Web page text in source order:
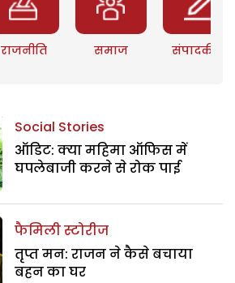
राजनीति समाज संपादकीय
Social Stories
ऑडिट: क्या महिमा ऑफिस में
घपलेबाजी करने से रोक पाई
फैमिली स्टोरीज
तृप्त मन: राजन ने कैसे बचाया
बहन का घर